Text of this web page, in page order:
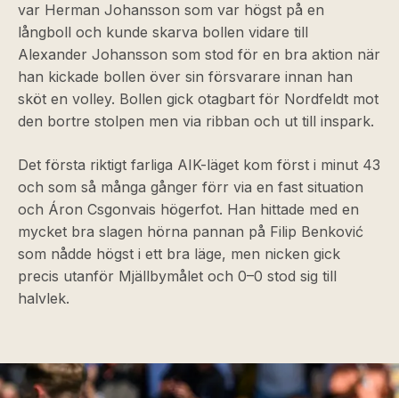
var Herman Johansson som var högst på en
långboll och kunde skarva bollen vidare till
Alexander Johansson som stod för en bra aktion när
han kickade bollen över sin försvarare innan han
sköt en volley. Bollen gick otagbart för Nordfeldt mot
den bortre stolpen men via ribban och ut till inspark.
Det första riktigt farliga AIK-läget kom först i minut 43
och som så många gånger förr via en fast situation
och Áron Csgonvais högerfot. Han hittade med en
mycket bra slagen hörna pannan på Filip Benković
som nådde högst i ett bra läge, men nicken gick
precis utanför Mjällbymålet och 0–0 stod sig till
halvlek.